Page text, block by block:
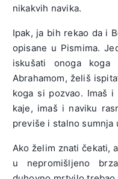
nikakvih navika.
Ipak, ja bih rekao da i
opisane u Pismima.
iskušati onoga
Abrahamom, želiš
koga si pozvao. Imaš
kaje, imaš i naviku
previše i stalno sumnja
Ako želim znati čekati,
u nepromišljeno